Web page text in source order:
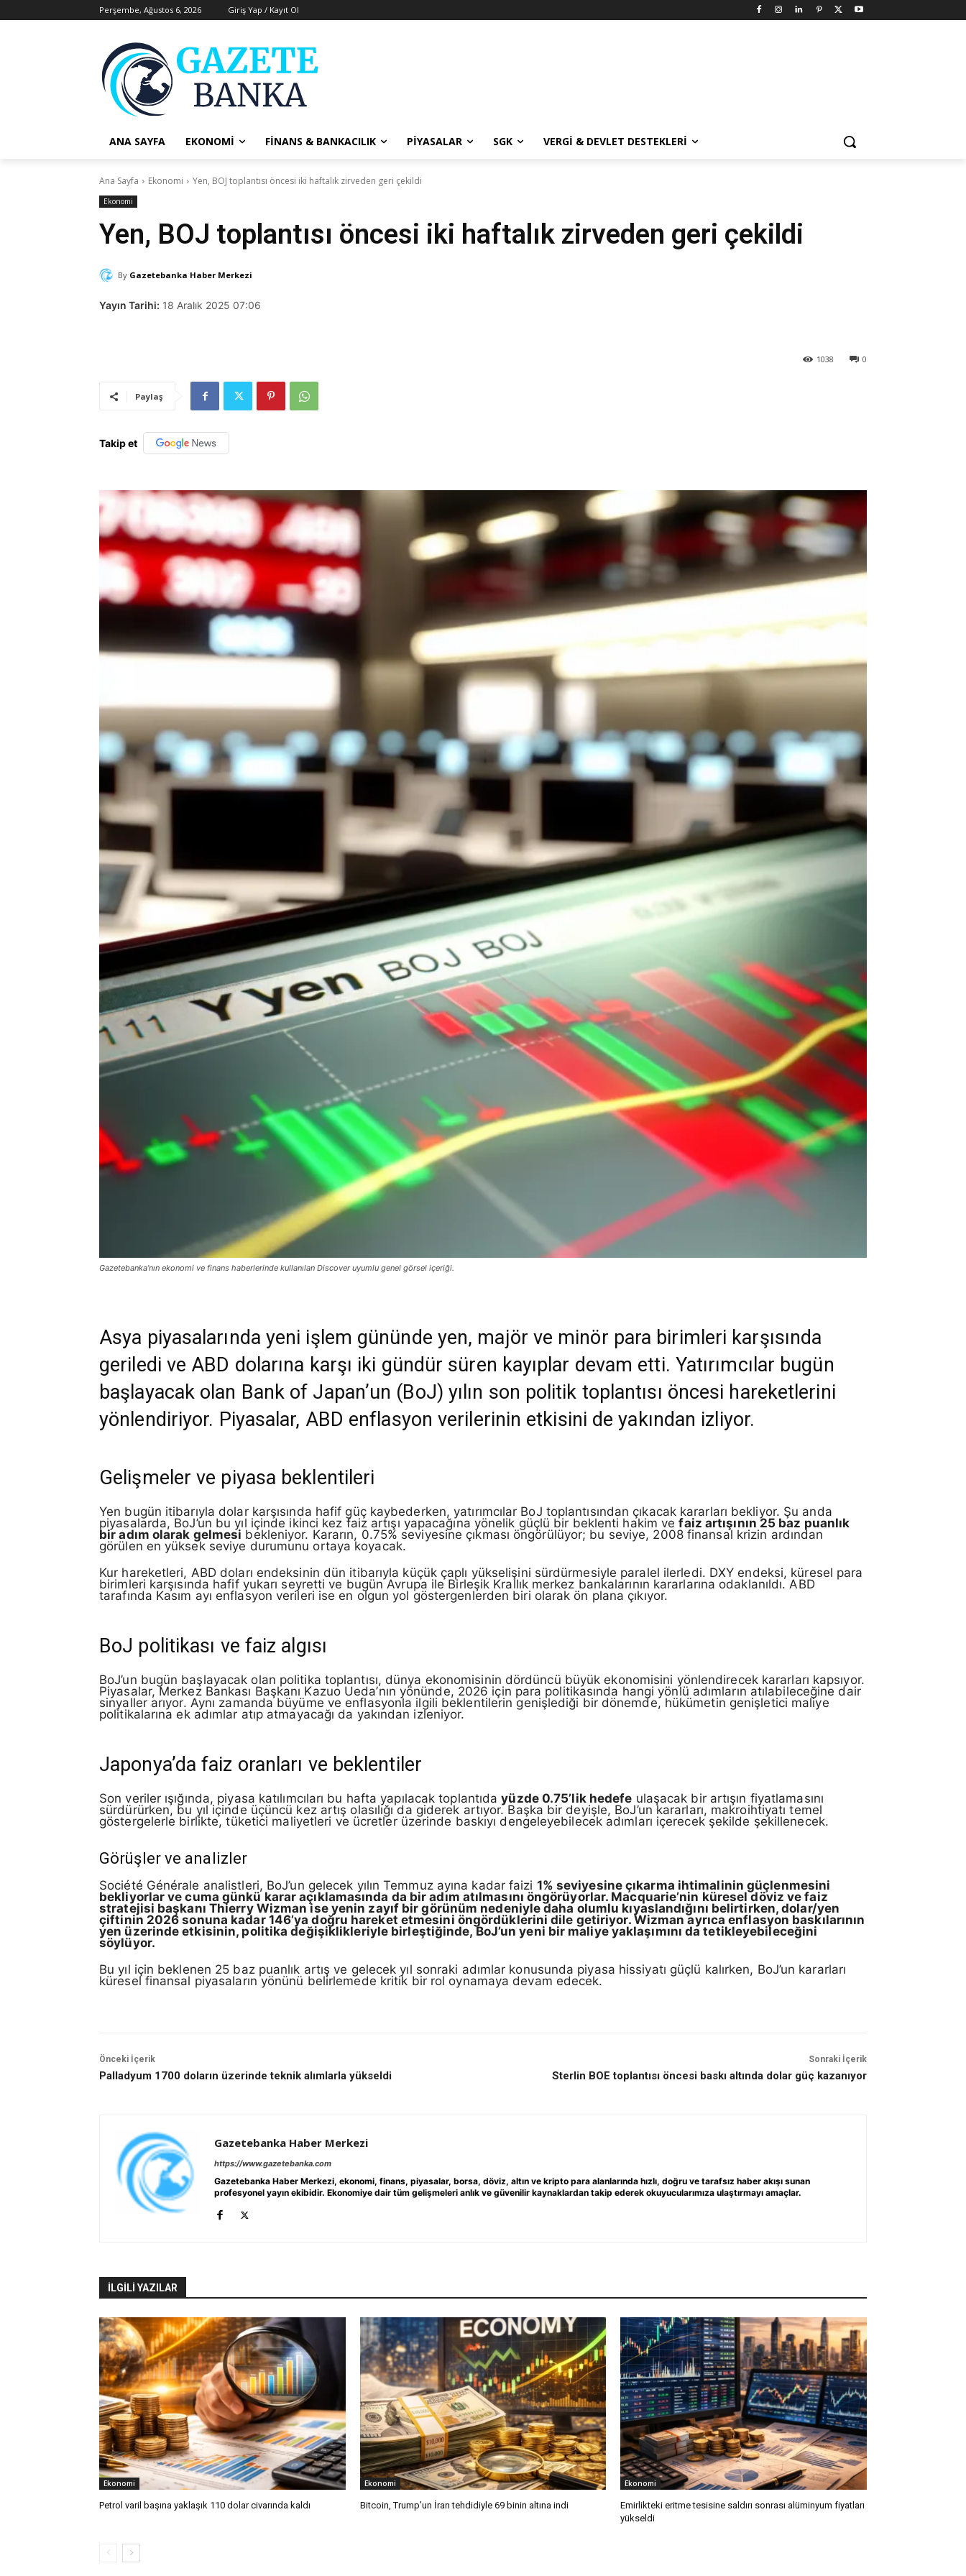
Perşembe, Ağustos 6, 2026 Giriş Yap / Kayıt Ol
ANA SAYFA EKONOMI FINANS & BANKACILIK PIYASALAR SGK VERGI & DEVLET DESTEKLERI
Ana Sayfa Ekonomi Yen, BOJ toplantısı öncesi iki haftalık zirveden geri çekildi
Ekonomi
Yen, BOJ toplantısı öncesi iki haftalık zirveden geri çekildi
By Gazetebanka Haber Merkezi
Yayın Tarihi: 18 Aralık 2025 07:06
0
1038
Paylaş
Takip et
Gazetebanka’nın ekonomi ve finans haberlerinde kullanılan Discover uyumlu genel görsel içeriği.
Asya piyasalarında yeni işlem gününde yen, majör ve minör para birimleri karşısında
geriledi ve ABD dolarına karşı iki gündür süren kayıplar devam etti. Yatırımcılar bugün
başlayacak olan Bank of Japan’un (BoJ) yılın son politik toplantısı öncesi hareketlerini
yönlendiriyor. Piyasalar, ABD enflasyon verilerinin etkisini de yakından izliyor.
Gelişmeler ve piyasa beklentileri
Yen bugün itibarıyla dolar karşısında hafif güç kaybederken, yatırımcılar BoJ toplantısından çıkacak kararları bekliyor. Şu anda
piyasalarda, BoJ’un bu yıl içinde ikinci kez faiz artışı yapacağına yönelik güçlü bir beklenti hakim vefaiz artışının 25 baz puanlık
bir adım olarak gelmesi bekleniyor. Kararın, 0.75% seviyesine çıkması öngörülüyor; bu seviye, 2008 finansal krizin ardından
görülen en yüksek seviye durumunu ortaya koyacak.
Kur hareketleri, ABD doları endeksinin dün itibarıyla küçük çaplı yükselişini sürdürmesiyle paralel ilerledi. DXY endeksi, küresel para
birimleri karşısında hafif yukarı seyretti ve bugün Avrupa ile Birleşik Krallık merkez bankalarının kararlarına odaklanıldı. ABD
tarafında Kasım ayı enflasyon verileri ise en olgun yol göstergenlerden biri olarak ön plana çıkıyor.
BoJ politikası ve faiz algısı
BoJ’un bugün başlayacak olan politika toplantısı, dünya ekonomisinin dördüncü büyük ekonomisini yönlendirecek kararları kapsıyor.
Piyasalar, Merkez Bankası Başkanı Kazuo Ueda’nın yönünde, 2026 için para politikasında hangi yönlü adımların atılabileceğine dair
sinyaller arıyor. Aynı zamanda büyüme ve enflasyonla ilgili beklentilerin genişlediği bir dönemde, hükümetin genişletici maliye
politikalarına ek adımlar atıp atmayacağı da yakından izleniyor.
Japonya’da faiz oranları ve beklentiler
Son veriler ışığında, piyasa katılımcıları bu hafta yapılacak toplantıdayüzde 0.75’lik hedefe ulaşacak bir artışın fiyatlamasını
sürdürürken, bu yıl içinde üçüncü kez artış olasılığı da giderek artıyor. Başka bir deyişle, BoJ’un kararları, makroihtiyatı temel
göstergelerle birlikte, tüketici maliyetleri ve ücretler üzerinde baskıyı dengeleyebilecek adımları içerecek şekilde şekillenecek.
Görüşler ve analizler
Société Générale analistleri, BoJ’un gelecek yılın Temmuz ayına kadar faizi 1% seviyesine çıkarma ihtimalinin güçlenmesini
bekliyorlar ve cuma günkü karar açıklamasında da bir adım atılmasını öngörüyorlar. Macquarie’nin küresel döviz ve faiz
stratejisi başkanı Thierry Wizman ise yenin zayıf bir görünüm nedeniyle daha olumlu kıyaslandığını belirtirken, dolar/yen
çiftinin 2026 sonuna kadar 146’ya doğru hareket etmesini öngördüklerini dile getiriyor. Wizman ayrıca enflasyon baskılarının
yen üzerinde etkisinin, politika değişiklikleriyle birleştiğinde, BoJ’un yeni bir maliye yaklaşımını da tetikleyebileceğini
söylüyor.
Bu yıl için beklenen 25 baz puanlık artış ve gelecek yıl sonraki adımlar konusunda piyasa hissiyatı güçlü kalırken, BoJ’un kararları
küresel finansal piyasaların yönünü belirlemede kritik bir rol oynamaya devam edecek.
Önceki İçerik
Palladyum 1700 doların üzerinde teknik alımlarla yükseldi
Sonraki İçerik
Sterlin BOE toplantısı öncesi baskı altında dolar güç kazanıyor
Gazetebanka Haber Merkezi
https://www.gazetebanka.com
Gazetebanka Haber Merkezi, ekonomi, finans, piyasalar, borsa, döviz, altın ve kripto para alanlarında hızlı, doğru ve tarafsız haber akışı sunan
profesyonel yayın ekibidir. Ekonomiye dair tüm gelişmeleri anlık ve güvenilir kaynaklardan takip ederek okuyucularımıza ulaştırmayı amaçlar.
İLGİLİ YAZILAR
Ekonomi
Petrol varil başına yaklaşık 110 dolar civarında kaldı
Ekonomi
Bitcoin, Trump’un İran tehdidiyle 69 binin altına indi
Ekonomi
Emirlikteki eritme tesisine saldırı sonrası alüminyum fiyatları
yükseldi